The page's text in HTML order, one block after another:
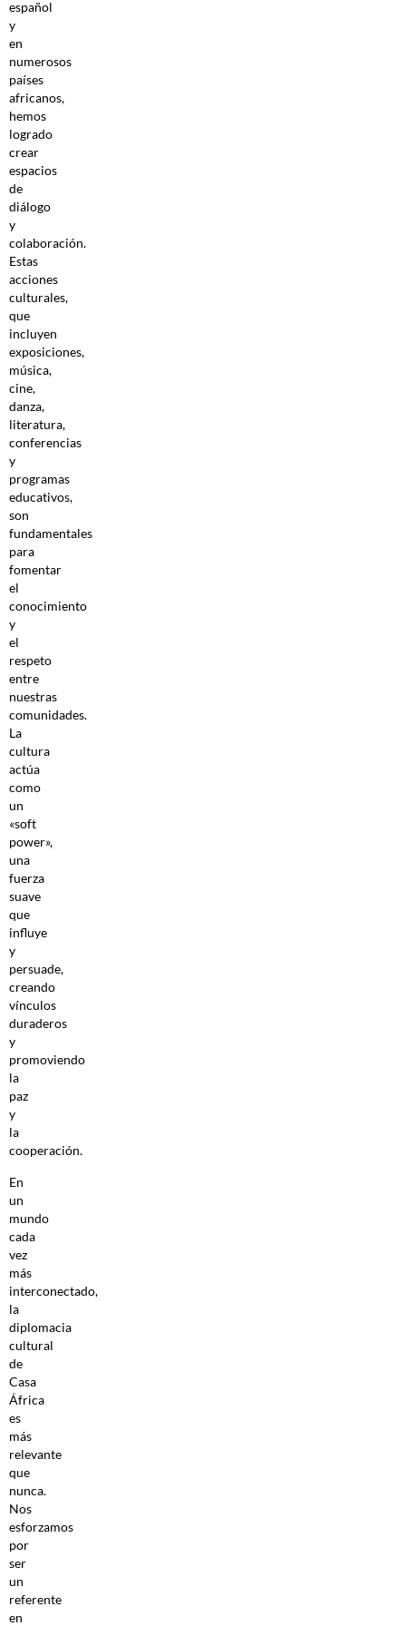
español
y
en
numerosos
países
africanos,
hemos
logrado
crear
espacios
de
diálogo
y
colaboración.
Estas
acciones
culturales,
que
incluyen
exposiciones,
música,
cine,
danza,
literatura,
conferencias
y
programas
educativos,
son
fundamentales
para
fomentar
el
conocimiento
y
el
respeto
entre
nuestras
comunidades.
La
cultura
actúa
como
un
«soft
power»,
una
fuerza
suave
que
influye
y
persuade,
creando
vínculos
duraderos
y
promoviendo
la
paz
y
la
cooperación.
En
un
mundo
cada
vez
más
interconectado,
la
diplomacia
cultural
de
Casa
África
es
más
relevante
que
nunca.
Nos
esforzamos
por
ser
un
referente
en